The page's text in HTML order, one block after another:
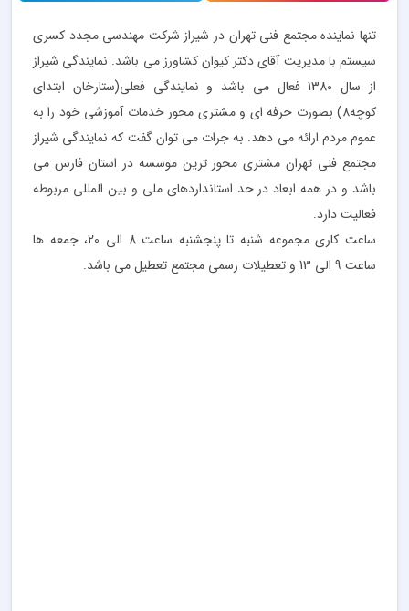
تنها نماینده مجتمع فنی تهران در شیراز شرکت مهندسی مجدد کسری
سیستم با مدیریت آقای دکتر کیوان کشاورز می باشد. نمایندگی شیراز
از سال 1380 فعال می باشد و نمایندگی فعلی(ستارخان ابتدای
کوچه8) بصورت حرفه ای و مشتری محور خدمات آموزشی خود را به
عموم مردم ارائه می دهد. به جرات می توان گفت که نمایندگی شیراز
مجتمع فنی تهران مشتری محور ترین موسسه در استان فارس می
باشد و در همه ابعاد در حد استانداردهای ملی و بین المللی مربوطه
فعالیت دارد.
ساعت کاری مجموعه شنبه تا پنجشنبه ساعت 8 الی 20، جمعه ها
ساعت 9 الی 13 و تعطیلات رسمی مجتمع تعطیل می باشد.